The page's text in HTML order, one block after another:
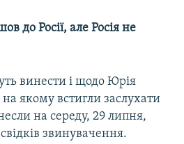
до Росії, але Росія не
винести і щодо Юрія
якому встигли заслухати
на середу, 29 липня,
звинувачення.